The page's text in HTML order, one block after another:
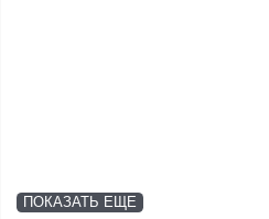
ПОКАЗАТЬ ЕЩЕ